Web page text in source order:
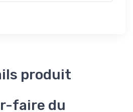
produit
faire du